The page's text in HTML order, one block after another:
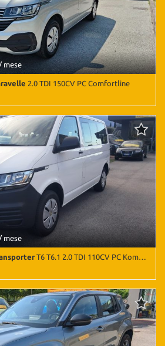
mese
2.0 TDI 150CV PC Comfortline
(6) • Argento metallizzato • 5 Porte •
Airbag Passeggero • Airbag testa •
• Autoradio • Autoradio digitale •
centralizzata • Climatizzatore •
• Servosterzo
mese
T6 T6.1 2.0 TDI 110CV PC Kombi Business - 9 Posti
(5) • Bianco Candy pastello • 4 Porte
elettrici • Android Auto • Apple
digitale • Bluetooth •
• Cerchioni in acciaio • Chiusura
• Cruise Control • ESP • Isofix •
quattro stagioni • Ruota di riserva